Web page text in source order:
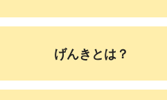
げんきとは？